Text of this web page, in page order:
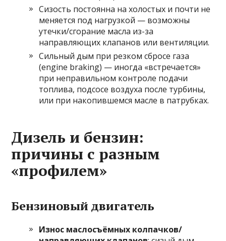
Сизость постоянна на холостых и почти не
меняется под нагрузкой — возможны
утечки/сгорание масла из-за
направляющих клапанов или вентиляции.
Сильный дым при резком сбросе газа
(engine braking) — иногда «встречается»
при неправильном контроле подачи
топлива, подсосе воздуха после турбины,
или при накопившемся масле в патрубках.
Дизель и бензин:
причины с разным
«профилем»
Бензиновый двигатель
Износ маслосъёмных колпачков/